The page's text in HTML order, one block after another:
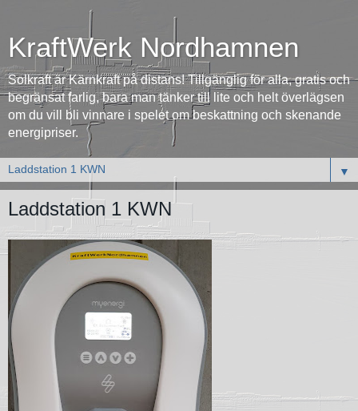
KraftWerk Nordhamnen
Solkraft är Kärnkraft på distans! Tillgänglig för alla, gratis och
begränsat farlig, bara man tänker till lite och helt överlägsen
om du vill bli vinnare i spelet om beskattning och skenande
energipriser.
▼
Laddstation 1 KWN